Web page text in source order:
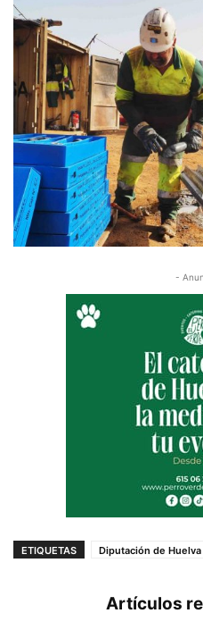
-
ETIQUETAS Diputación de Huelva
Artículos